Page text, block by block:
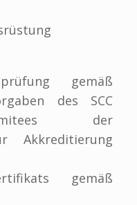
gemäß
des SCC
der
Akkreditierung
gemäß